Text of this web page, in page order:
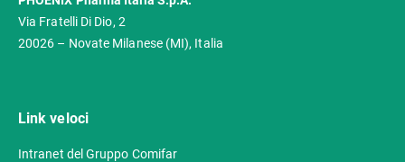
Via Fratelli Di Dio, 2
20026 – Novate Milanese (MI), Italia
Link veloci
Intranet del Gruppo Comifar